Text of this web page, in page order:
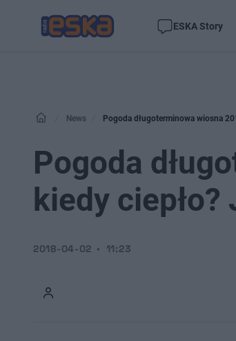
ESKA Story
News Pogoda długoterminowa wiosna
Pogoda
kiedy
2018-04-02 11:23